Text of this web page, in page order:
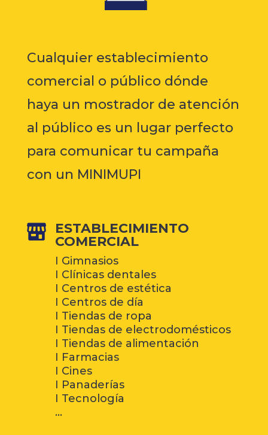
Cualquier establecimiento
comercial o público dónde
haya un mostrador de atención
al público es un lugar perfecto
para comunicar tu campaña
con un MINIMUPI
ESTABLECIMIENTO
COMERCIAL
I Gimnasios
I Clínicas dentales
I Centros de estética
I Centros de día
I Tiendas de ropa
I Tiendas de electrodomésticos
I Tiendas de alimentación
I Farmacias
I Cines
I Panaderías
I Tecnología
…